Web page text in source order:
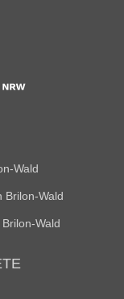
Wald
Brilon-Wald
Wald